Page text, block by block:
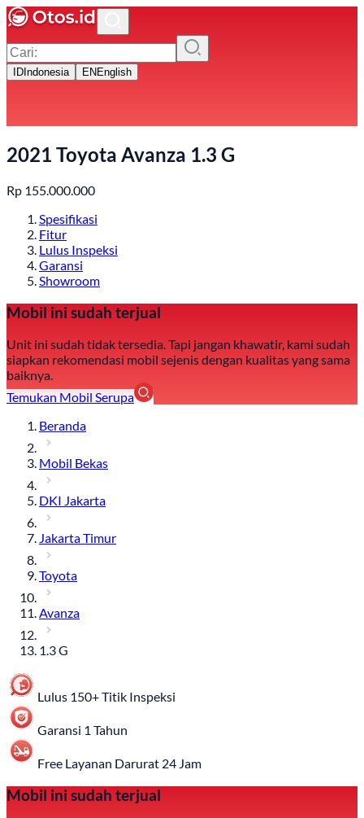
ID Indonesia EN English
2021 Toyota Avanza 1.3 G
Rp 155.000.000
Spesifikasi
Fitur
Lulus Inspeksi
Garansi
Showroom
Mobil ini sudah terjual
Unit ini sudah tidak tersedia. Tapi jangan khawatir, kami sudah
siapkan rekomendasi mobil sejenis dengan kualitas yang sama
baiknya.
Temukan Mobil Serupa
Beranda
Mobil Bekas
DKI Jakarta
Jakarta Timur
Toyota
Avanza
1.3 G
Lulus 150+ Titik Inspeksi
Garansi 1 Tahun
Free Layanan Darurat 24 Jam
Mobil ini sudah terjual